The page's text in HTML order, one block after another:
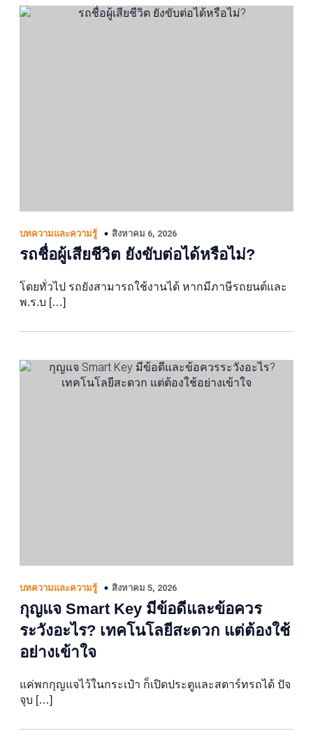
บทความและความรู้ สิงหาคม 6, 2026
รถชื่อผู้เสียชีวิต ยังขับต่อได้หรือไม่?
โดยทั่วไป รถยังสามารถใช้งานได้ หากมีภาษีรถยนต์และ
พ.ร.บ […]
บทความและความรู้ สิงหาคม 5, 2026
กุญแจ Smart Key มีข้อดีและข้อควร
ระวังอะไร? เทคโนโลยีสะดวก แต่ต้องใช้
อย่างเข้าใจ
แค่พกกุญแจไว้ในกระเป๋า ก็เปิดประตูและสตาร์ทรถได้ ปัจ
จุบ […]